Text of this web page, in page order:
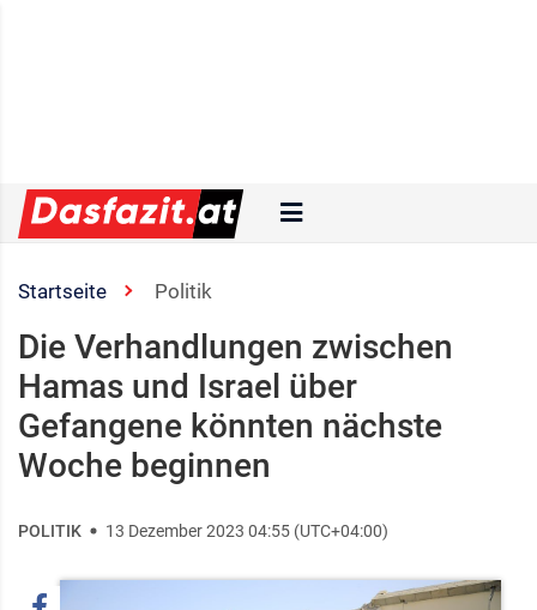
Startseite Politik
Die Verhandlungen zwischen
Hamas und Israel über
Gefangene könnten nächste
Woche beginnen
POLITIK 13 Dezember 2023 04:55 (UTC+04:00)